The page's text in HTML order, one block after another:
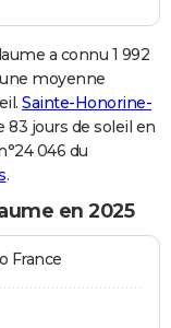
a connu 1 992
moyenne
Sainte-Honorine-
83 jours de soleil en
046 du
.
en 2025
France